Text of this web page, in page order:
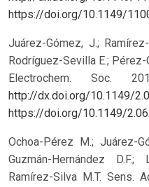
https://doi.org/10.1149/
Juárez-Gómez, J.;
Rodríguez-Sevilla E.; Pérez-
Electrochem. Soc.
http://dx.doi.org/10.1149/
https://doi.org/10.1149/
Ochoa-Pérez M.; Juárez-
Guzmán-Hernández
Ramírez-Silva M.T. Sens.